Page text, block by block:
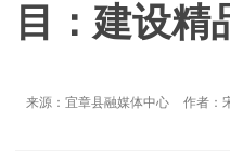
目：建设精
来源：宜章县融媒体中心 作者：